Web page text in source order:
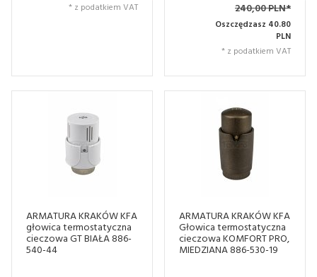
* z podatkiem VAT 240,00 PLN*
Oszczędzasz 40.80
PLN
* z podatkiem VAT
ARMATURA KRAKÓW KFA
głowica termostatyczna
cieczowa GT BIAŁA 886-
540-44
ARMATURA KRAKÓW KFA
Głowica termostatyczna
cieczowa KOMFORT PRO,
MIEDZIANA 886-530-19